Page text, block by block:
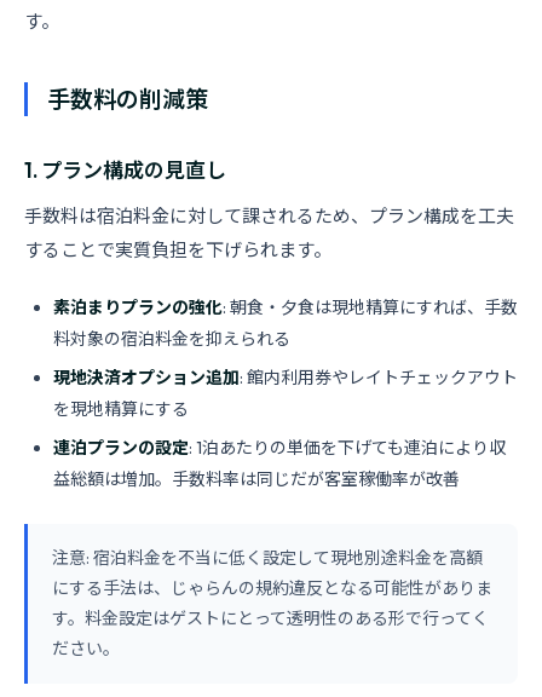
す。
手数料の削減策
1. プラン構成の見直し
手数料は宿泊料金に対して課されるため、プラン構成を工夫
することで実質負担を下げられます。
素泊まりプランの強化: 朝食・夕食は現地精算にすれば、手数
料対象の宿泊料金を抑えられる
現地決済オプション追加: 館内利用券やレイトチェックアウト
を現地精算にする
連泊プランの設定: 1泊あたりの単価を下げても連泊により収
益総額は増加。手数料率は同じだが客室稼働率が改善
注意: 宿泊料金を不当に低く設定して現地別途料金を高額
にする手法は、じゃらんの規約違反となる可能性がありま
す。料金設定はゲストにとって透明性のある形で行ってく
ださい。